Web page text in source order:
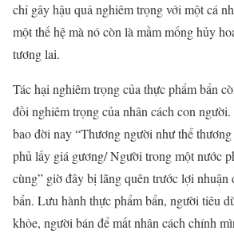
chỉ gây hậu quả nghiêm trọng với một cá
một thế hệ mà nó còn là mầm mống hủy
tương lai.
Tác hại nghiêm trọng của thực phẩm bẩn
đồi nghiêm trọng của nhân cách con
bao đời nay “Thương người như thể
phủ lấy giá gương/ Người trong một nước
cùng” giờ đây bị lãng quên trước lợi nhuận
bẩn. Lưu hành thực phẩm bẩn, người tiêu
khỏe, người bán để mất nhân cách chính